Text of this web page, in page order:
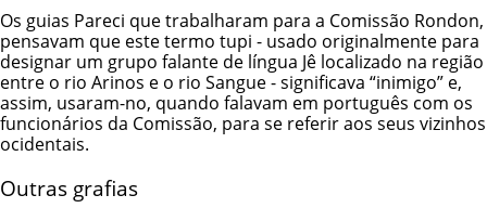
Os guias Pareci que trabalharam para a Comissão Rondon,
pensavam que este termo tupi - usado originalmente para
designar um grupo falante de língua Jê localizado na região
entre o rio Arinos e o rio Sangue - significava “inimigo” e,
assim, usaram-no, quando falavam em português com os
funcionários da Comissão, para se referir aos seus vizinhos
ocidentais.
Outras grafias